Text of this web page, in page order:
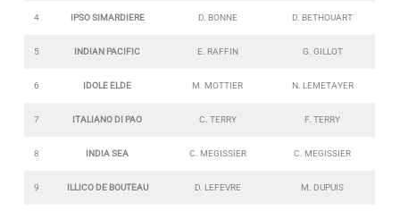
4 IPSO SIMARDIERE D. BONNE D. BETHOUART
5 INDIAN PACIFIC E. RAFFIN G. GILLOT
6 IDOLE ELDE M. MOTTIER N. LEMETAYER
7 ITALIANO DI PAO C. TERRY F. TERRY
8 INDIA SEA C. MEGISSIER C. MEGISSIER
9 ILLICO DE BOUTEAU D. LEFEVRE M. DUPUIS